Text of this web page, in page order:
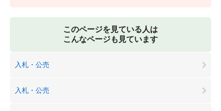
このページを見ている人は
こんなページも見ています
入札・公売
入札・公売